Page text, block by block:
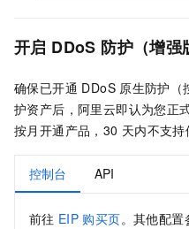
开启 DDoS 防护（增强
确保已开通 DDoS 原生防护（
护资产后，阿里云即认为您正
按月开通产品，30 天内不支持
控制台 API
前往 EIP 购买页。其他配置